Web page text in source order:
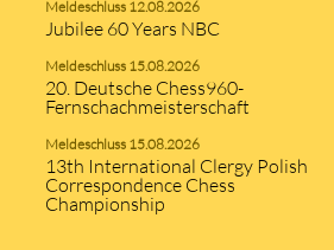
Meldeschluss 12.08.2026
Jubilee 60 Years NBC
Meldeschluss 15.08.2026
20. Deutsche Chess960-
Fernschachmeisterschaft
Meldeschluss 15.08.2026
13th International Clergy Polish
Correspondence Chess
Championship